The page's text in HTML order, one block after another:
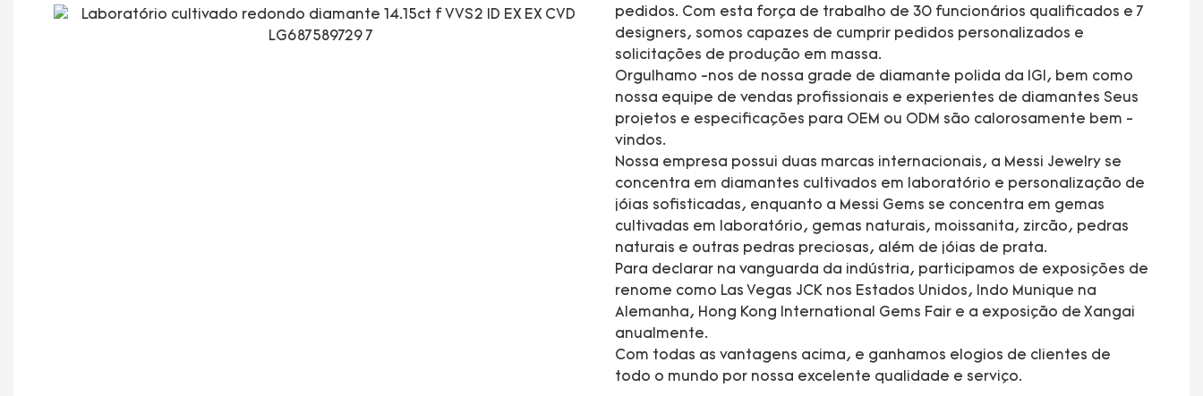
pedidos. Com esta força de trabalho de 30 funcionários qualificados e 7
designers, somos capazes de cumprir pedidos personalizados e
solicitações de produção em massa.
Orgulhamo -nos de nossa grade de diamante polida da IGI, bem como
nossa equipe de vendas profissionais e experientes de diamantes Seus
projetos e especificações para OEM ou ODM são calorosamente bem -
vindos.
Nossa empresa possui duas marcas internacionais, a Messi Jewelry se
concentra em diamantes cultivados em laboratório e personalização de
jóias sofisticadas, enquanto a Messi Gems se concentra em gemas
cultivadas em laboratório, gemas naturais, moissanita, zircão, pedras
naturais e outras pedras preciosas, além de jóias de prata.
Para declarar na vanguarda da indústria, participamos de exposições de
renome como Las Vegas JCK nos Estados Unidos, Indo Munique na
Alemanha, Hong Kong International Gems Fair e a exposição de Xangai
anualmente.
Com todas as vantagens acima, e ganhamos elogios de clientes de
todo o mundo por nossa excelente qualidade e serviço.